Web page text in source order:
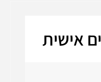
אישית